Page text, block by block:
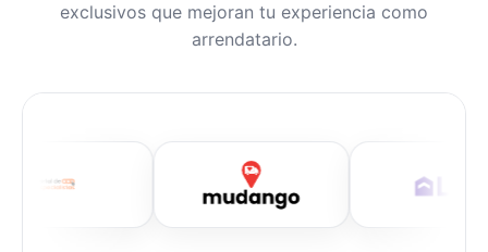
exclusivos que mejoran tu experiencia como
arrendatario.